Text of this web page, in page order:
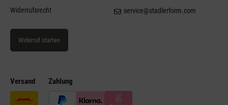
Versand Zahlung
Widerrufsrecht
Widerruf starten
service@stadlerform.com